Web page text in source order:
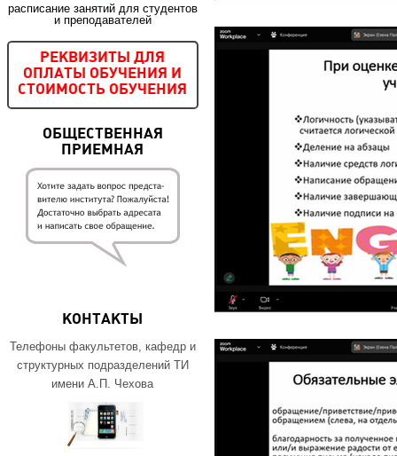
расписание занятий для студентов
и преподавателей
РЕКВИЗИТЫ ДЛЯ
ОПЛАТЫ ОБУЧЕНИЯ И
СТОИМОСТЬ ОБУЧЕНИЯ
ОБЩЕСТВЕННАЯ
ПРИЕМНАЯ
КОНТАКТЫ
Телефоны факультетов, кафедр и
структурных подразделений ТИ
имени А.П. Чехова